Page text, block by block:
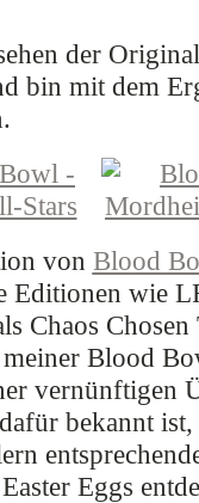
der
bin mit dem
von Blood
Editionen wie
Chaos Chosen
Blood
vernünftigen
bekannt ist,
Eggs